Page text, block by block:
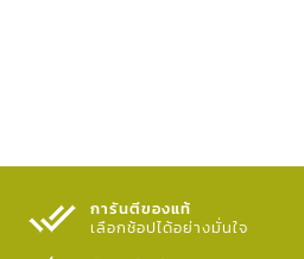
การันตีของแท้
เลือกช้อปได้อย่างมั่นใจ​